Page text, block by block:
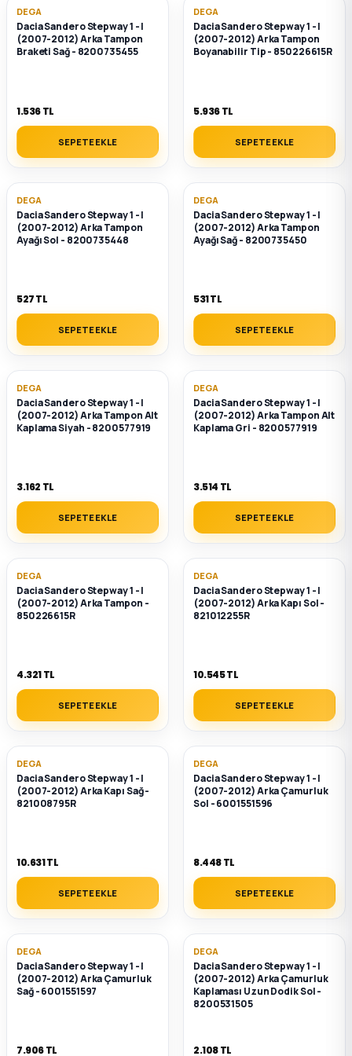
Parça
Parça
Parça
DEGA
Dacia Sandero Stepway 1 - I
(2007-2012) Arka Tampon
Braketi Sağ - 8200735455
1.536 TL
SEPETE EKLE
DEGA
Dacia Sandero Stepway 1 - I
(2007-2012) Arka Tampon
Boyanabilir Tip - 850226615R
5.936 TL
SEPETE EKLE
DEGA
Dacia Sandero Stepway 1 - I
(2007-2012) Arka Tampon
Ayağı Sol - 8200735448
527 TL
SEPETE EKLE
DEGA
Dacia Sandero Stepway 1 - I
(2007-2012) Arka Tampon
Ayağı Sağ - 8200735450
531 TL
SEPETE EKLE
DEGA
Dacia Sandero Stepway 1 - I
(2007-2012) Arka Tampon Alt
Kaplama Siyah - 8200577919
3.162 TL
SEPETE EKLE
DEGA
Dacia Sandero Stepway 1 - I
(2007-2012) Arka Tampon Alt
Kaplama Gri - 8200577919
3.514 TL
SEPETE EKLE
DEGA
Dacia Sandero Stepway 1 - I
(2007-2012) Arka Tampon -
850226615R
4.321 TL
SEPETE EKLE
DEGA
Dacia Sandero Stepway 1 - I
(2007-2012) Arka Kapı Sol -
821012255R
10.545 TL
SEPETE EKLE
DEGA
Dacia Sandero Stepway 1 - I
(2007-2012) Arka Kapı Sağ -
821008795R
10.631 TL
SEPETE EKLE
DEGA
Dacia Sandero Stepway 1 - I
(2007-2012) Arka Çamurluk
Sol - 6001551596
8.448 TL
SEPETE EKLE
DEGA
Dacia Sandero Stepway 1 - I
(2007-2012) Arka Çamurluk
Sağ - 6001551597
7.906 TL
DEGA
Dacia Sandero Stepway 1 - I
(2007-2012) Arka Çamurluk
Kaplaması Uzun Dodik Sol -
8200531505
2.108 TL